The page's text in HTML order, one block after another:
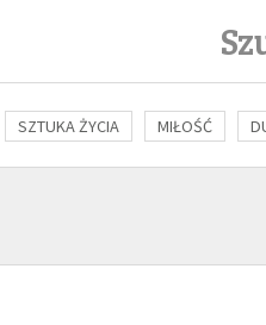
SZTUKA ŻYCIA MIŁOŚĆ
FILOZOFIA KULTURA